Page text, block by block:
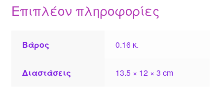
Επιπλέον πληροφορίες
Βάρος 0.16 κ.
Διαστάσεις 13.5 × 12 × 3 cm